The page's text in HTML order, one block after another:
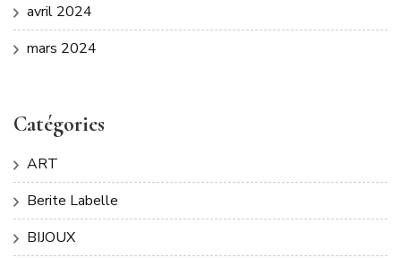
avril 2024
mars 2024
Catégories
ART
Berite Labelle
BIJOUX